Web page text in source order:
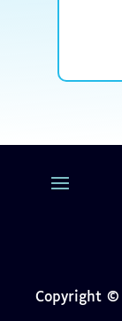
Copyright ©